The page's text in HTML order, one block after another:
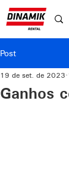
Post
Ganhos
19 de set. de 2023